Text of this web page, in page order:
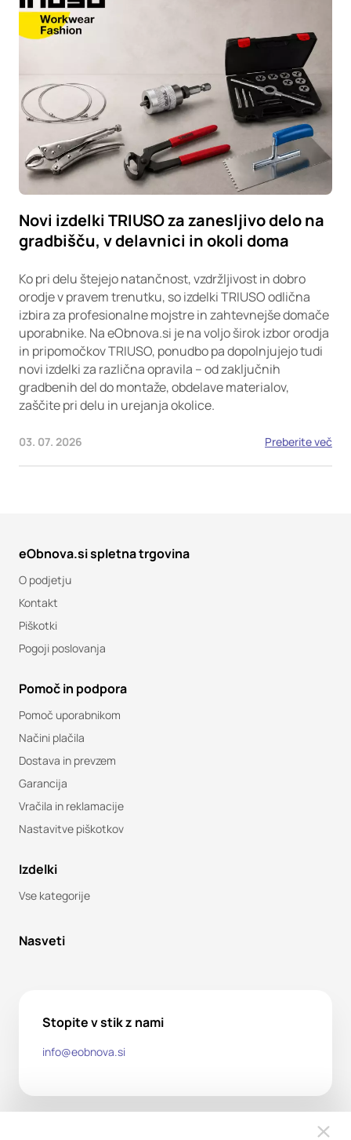
Novi izdelki TRIUSO za zanesljivo delo na
gradbišču, v delavnici in okoli doma
Ko pri delu štejejo natančnost, vzdržljivost in dobro
orodje v pravem trenutku, so izdelki TRIUSO odlična
izbira za profesionalne mojstre in zahtevnejše domače
uporabnike. Na eObnova.si je na voljo širok izbor orodja
in pripomočkov TRIUSO, ponudbo pa dopolnjujejo tudi
novi izdelki za različna opravila – od zaključnih
gradbenih del do montaže, obdelave materialov,
zaščite pri delu in urejanja okolice.
03. 07. 2026 Preberite več
eObnova.si spletna trgovina
O podjetju
Kontakt
Piškotki
Pogoji poslovanja
Pomoč in podpora
Pomoč uporabnikom
Načini plačila
Dostava in prevzem
Garancija
Vračila in reklamacije
Nastavitve piškotkov
Izdelki
Vse kategorije
Nasveti
Stopite v stik z nami
info@eobnova.si